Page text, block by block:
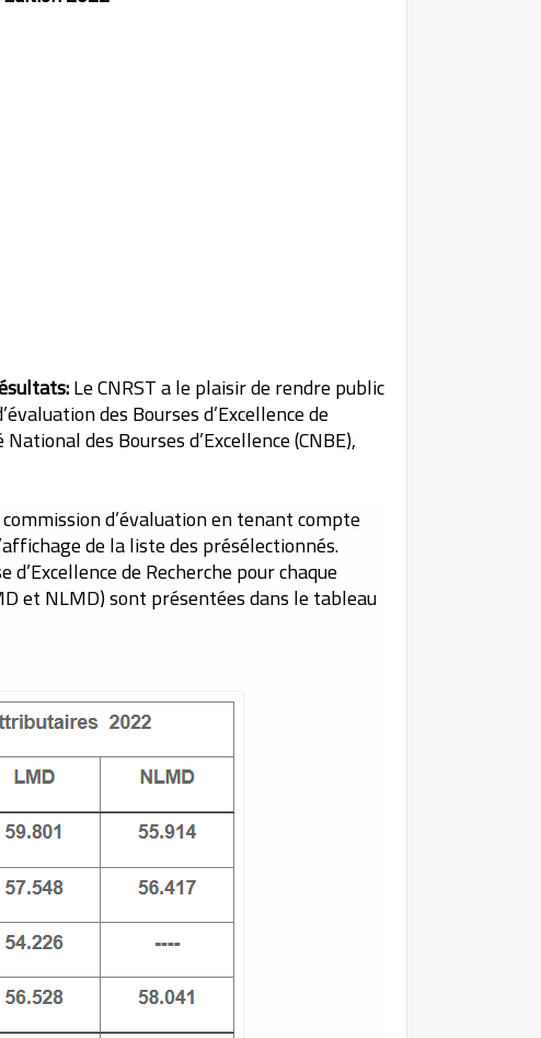
Le CNRST a le plaisir de rendre public
des Bourses d’Excellence de
des Bourses d’Excellence (CNBE),
d’évaluation en tenant compte
de la liste des présélectionnés.
de Recherche pour chaque
et NLMD) sont présentées dans le tableau